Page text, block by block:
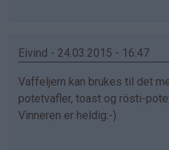
Eivind - 24.03.2015 - 16:47
Vaffeljern kan brukes til det
potetvafler, toast og rösti-
Vinneren er heldig:-)